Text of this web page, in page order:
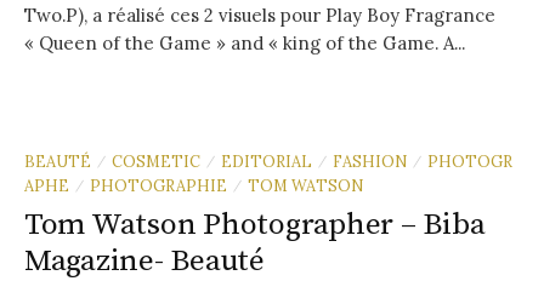
Two.P), a réalisé ces 2 visuels pour Play Boy Fragrance
« Queen of the Game » and « king of the Game. A...
BEAUTÉ / COSMETIC / EDITORIAL / FASHION / PHOTOGR
APHE
/ PHOTOGRAPHIE / TOM WATSON
Tom Watson Photographer – Biba
Magazine- Beauté